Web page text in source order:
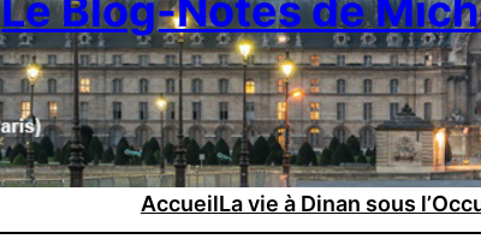
AccueilLa vie à Dinan sous